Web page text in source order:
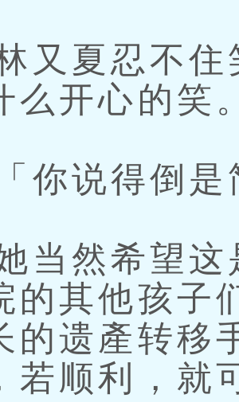
夏忍不住
么开心的笑
说得倒是
然希望这
的其他孩子
的遗產转移
若顺利，就